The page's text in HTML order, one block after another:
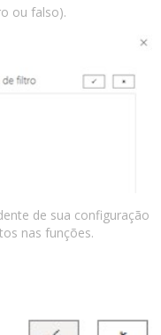
ou falso).
de sua configuração
nas funções.